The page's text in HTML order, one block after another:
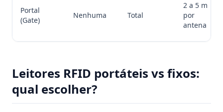
Portal
(Gate)
Nenhuma Total
2 a 5 m
por
antena
Leitores RFID portáteis vs fixos:
qual escolher?